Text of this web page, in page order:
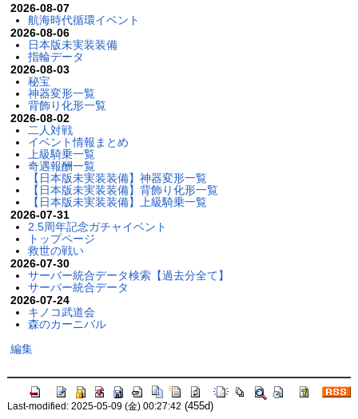
2026-08-07
航海時代循環イベント
2026-08-06
日本版未実装装備
指輪データ
2026-08-03
秘宝
神器変形一覧
背飾り化形一覧
2026-08-02
二人対戦
イベント情報まとめ
上級騎乗一覧
奇遇報酬一覧
【日本版未実装装備】神器変形一覧
【日本版未実装装備】背飾り化形一覧
【日本版未実装装備】上級騎乗一覧
2026-07-31
2.5周年記念ガチャイベント
トップページ
救世の戦い
2026-07-30
サーバー統合データ検索【過去分全て】
サーバー統合データ
2026-07-24
キノコ武道会
森のカーニバル
編集
Last-modified: 2025-05-09 (金) 00:27:42 (455d)